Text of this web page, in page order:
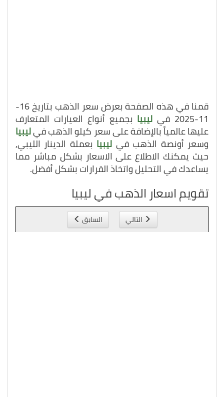
قمنا في هذه الصفحة بعرض سعر الذهب بتاريخ 16-
11-2025 في ليبيا بجميع أنواع العيارات المتعارف
عليها عالمياً بالإضافة على سعر كيلو الذهب فيليبيا
وسعر أونصة الذهب في ليبيا بعملة الدينار الليبي,
حيث يمكنك الاطلاع على الاسعار بشكل مباشر مما
يساعدك في التحليل واتخاذ القرارات بشكل أفضل.
تقويم اسعار الذهب في ليبيا
التالي السابق